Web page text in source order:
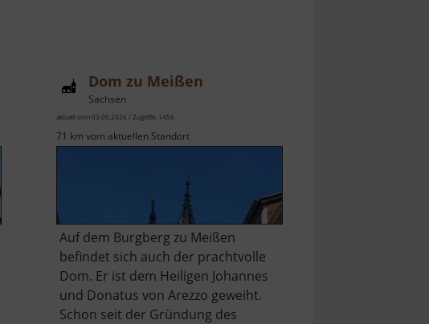
Dom zu Meißen
Sachsen
aktuell vom 03.05.2026 / Zugriffe: 1456
71 km vom aktuellen Standort
Auf dem Burgberg zu Meißen
befindet sich auch der prachtvolle
Dom. Er ist dem Heiligen Johannes
und Donatus von Arezzo geweiht.
Schon seit der Gründung des